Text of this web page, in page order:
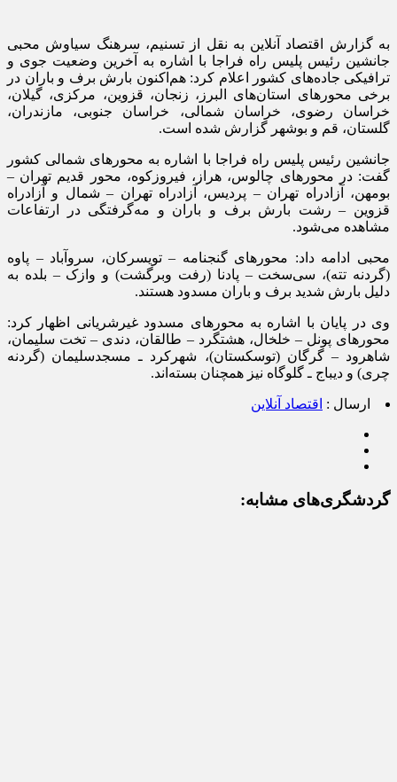
به گزارش اقتصاد آنلاین به نقل از تسنیم، سرهنگ سیاوش محبی
جانشین رئیس پلیس راه فراجا با اشاره به آخرین وضعیت جوی و
ترافیکی جاده‌های کشور اعلام کرد: هم‌اکنون بارش برف و باران در
برخی محورهای استان‌های البرز، زنجان، قزوین، مرکزی، گیلان،
خراسان رضوی، خراسان شمالی، خراسان جنوبی، مازندران،
گلستان، قم و بوشهر گزارش شده است.
جانشین رئیس پلیس راه فراجا با اشاره به محورهای شمالی کشور
گفت: در محورهای چالوس، هراز، فیروزکوه، محور قدیم تهران –
بومهن، آزادراه تهران – پردیس، آزادراه تهران – شمال و آزادراه
قزوین – رشت بارش برف و باران و مه‌گرفتگی در ارتفاعات
مشاهده می‌شود.
محبی ادامه داد: محورهای گنجنامه – تویسرکان، سروآباد – پاوه
(گردنه تته)، سی‌سخت – پادنا (رفت وبرگشت) و وازک – بلده به
دلیل بارش شدید برف و باران مسدود هستند.
وی در پایان با اشاره به محورهای مسدود غیرشریانی اظهار کرد:
محورهای پونل – خلخال، هشتگرد – طالقان، دندی – تخت سلیمان،
شاهرود – گرگان (توسکستان)، شهرکرد ـ مسجدسلیمان (گردنه
چری) و دیباج ـ گلوگاه نیز همچنان بسته‌اند.
ارسال : اقتصاد آنلاین
گردشگری‌های مشابه: